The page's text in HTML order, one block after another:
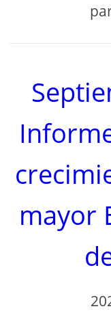
mayor